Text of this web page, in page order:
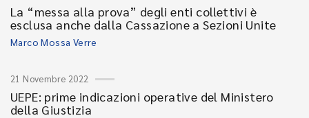
La “messa alla prova” degli enti collettivi è
esclusa anche dalla Cassazione a Sezioni Unite
Marco Mossa Verre
21 Novembre 2022
UEPE: prime indicazioni operative del Ministero
della Giustizia